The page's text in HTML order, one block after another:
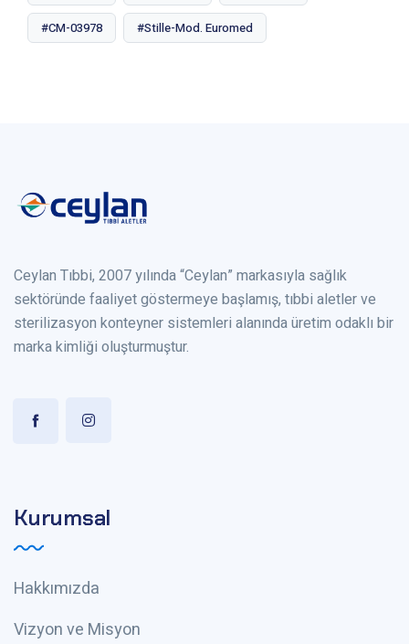
#CM-03978 #Stille-Mod. Euromed
Ceylan Tıbbi, 2007 yılında “Ceylan” markasıyla sağlık
sektöründe faaliyet göstermeye başlamış, tıbbi aletler ve
sterilizasyon konteyner sistemleri alanında üretim odaklı bir
marka kimliği oluşturmuştur.
Kurumsal
Hakkımızda
Vizyon ve Misyon